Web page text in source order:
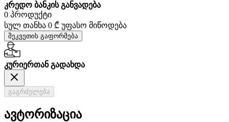
კრედო ბანკის განვადება
0 პროდუქტი
სულ თანხა 0 ₾ უფასო მიწოდება
შეკვეთის გაფორმება
კურიერთან გადახდა
გაგრძელება
ავტორიზაცია